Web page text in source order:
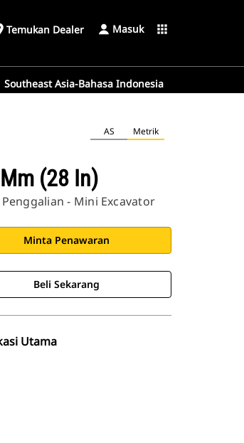
Temukan Dealer Masuk apps
Southeast Asia-Bahasa Indonesia
AS Metrik
(28 In)
- Mini Excavator
Minta Penawaran
Beli Sekarang
Utama